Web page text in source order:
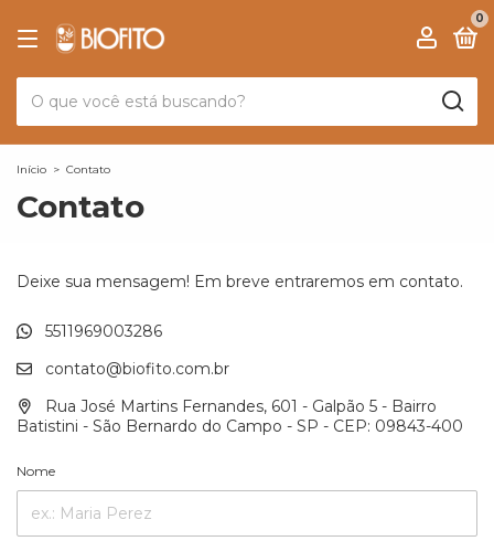
0
Início > Contato
Contato
Deixe sua mensagem! Em breve entraremos em contato.
5511969003286
contato@biofito.com.br
Rua José Martins Fernandes, 601 - Galpão 5 - Bairro
Batistini - São Bernardo do Campo - SP - CEP: 09843-400
Nome